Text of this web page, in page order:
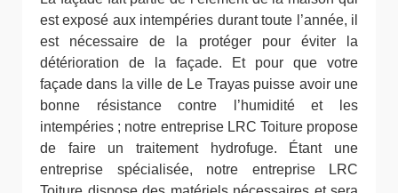
est exposé aux intempéries durant toute l’année, il
est nécessaire de la protéger pour éviter la
détérioration de la façade. Et pour que votre
façade dans la ville de Le Trayas puisse avoir une
bonne résistance contre l’humidité et les
intempéries ; notre entreprise LRC Toiture propose
de faire un traitement hydrofuge. Étant une
entreprise spécialisée, notre entreprise LRC